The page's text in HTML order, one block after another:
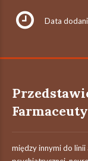
Data
między innymi do